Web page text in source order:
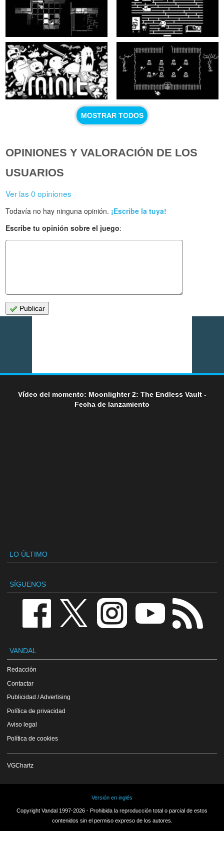
MOSTRAR TODOS
OPINIONES Y VALORACIÓN DE LOS
USUARIOS
Ver las 0 opiniones
Todavía no hay ninguna opinión. ¡Escribe la tuya!
Escribe tu opinión sobre el juego:
Publicar
Vídeo del momento: Moonlighter 2: The Endless Vault -
Fecha de lanzamiento
LO ÚLTIMO
SÍGUENOS
VANDAL
Redacción
Contactar
Publicidad / Advertising
Política de privacidad
Aviso legal
Política de cookies
VGChartz
Versión en inglés
Copyright Vandal 1997-2026 - Prohibida la reproducción total o parcial de estos
contenidos sin el permiso expreso de los autores.